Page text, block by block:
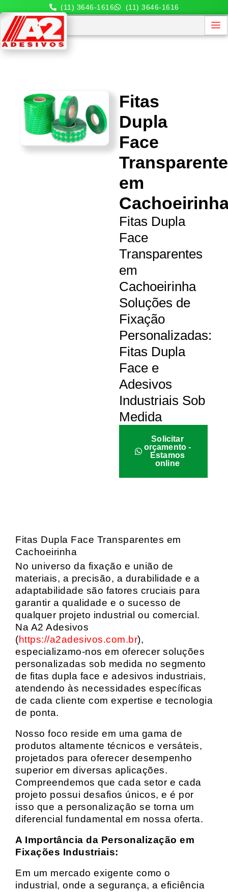
(11) 3646-1616 (11) 3646-1616
Fitas
Dupla
Face
em
Fitas Dupla
Face
Transparentes
em
Cachoeirinha
Soluções de
Fixação
Personalizadas:
Fitas Dupla
Face e
Adesivos
Industriais Sob
Medida
Solicitar
orçamento -
Estamos
online
Fitas Dupla Face Transparentes em
Cachoeirinha
No universo da fixação e união de
materiais, a precisão, a durabilidade e a
adaptabilidade são fatores cruciais para
garantir a qualidade e o sucesso de
qualquer projeto industrial ou comercial.
Na A2 Adesivos
(https://a2adesivos.com.br),
especializamo-nos em oferecer soluções
personalizadas sob medida no segmento
de fitas dupla face e adesivos industriais,
atendendo às necessidades específicas
de cada cliente com expertise e tecnologia
de ponta.
Nosso foco reside em uma gama de
produtos altamente técnicos e versáteis,
projetados para oferecer desempenho
superior em diversas aplicações.
Compreendemos que cada setor e cada
projeto possui desafios únicos, e é por
isso que a personalização se torna um
diferencial fundamental em nossa oferta.
A Importância da Personalização em
Fixações Industriais:
Em um mercado exigente como o
industrial, onde a segurança, a eficiência